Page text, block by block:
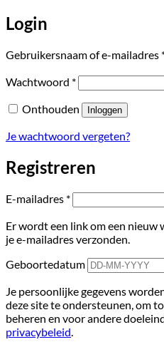
Login
Gebruikersnaam of e-mailadres
Wachtwoord *Vereist
Onthouden Inloggen
Je wachtwoord vergeten?
Registreren
E-mailadres *Vereist
Er wordt een link om een
je e-mailadres verzonden.
Geboortedatum
Je persoonlijke gegevens
deze site te ondersteunen, om
beheren en voor andere
privacybeleid.